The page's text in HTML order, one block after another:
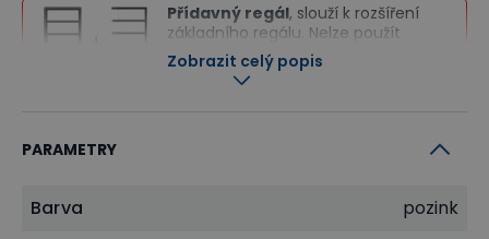
Přídavný regál, slouží k rozšíření
základního regálu. Nelze použít
samostatně.
Co je to základní a přídavný regál?
Vyberte si základní regál z níže dodávaných variant
Zobrazit celý popis
PARAMETRY
Barva
pozink